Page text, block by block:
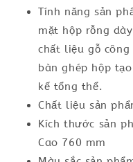
Tính năng sản
mặt hộp rỗng
chất liệu gỗ công
bàn ghép hộp
kế tổng thể.
Chất liệu sản
Kích thước sản
Cao 760 mm